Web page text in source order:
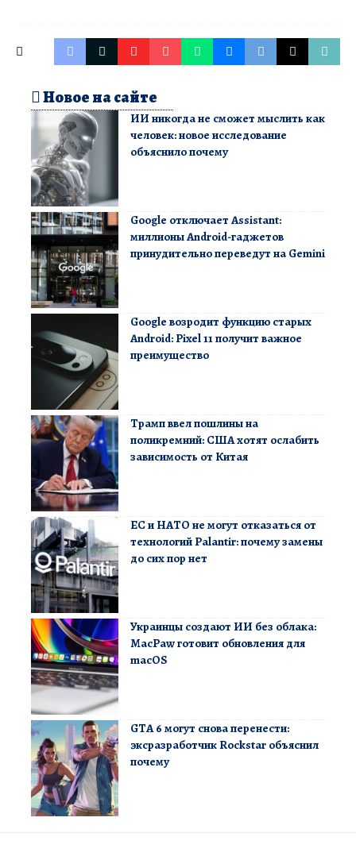
Новое на сайте
ИИ никогда не сможет мыслить как
человек: новое исследование
объяснило почему
Google отключает Assistant:
миллионы Android-гаджетов
принудительно переведут на Gemini
Google возродит функцию старых
Android: Pixel 11 получит важное
преимущество
Трамп ввел пошлины на
поликремний: США хотят ослабить
зависимость от Китая
ЕС и НАТО не могут отказаться от
технологий Palantir: почему замены
до сих пор нет
Украинцы создают ИИ без облака:
MacPaw готовит обновления для
macOS
GTA 6 могут снова перенести:
эксразработчик Rockstar объяснил
почему